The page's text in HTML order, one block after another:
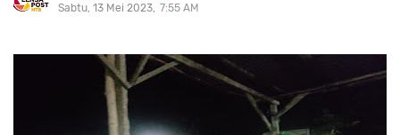
Sabtu, 13 Mei 2023 7:55 AM